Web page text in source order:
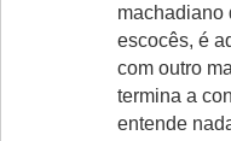
machadiano
escocês, é
com outro
termina a
entende